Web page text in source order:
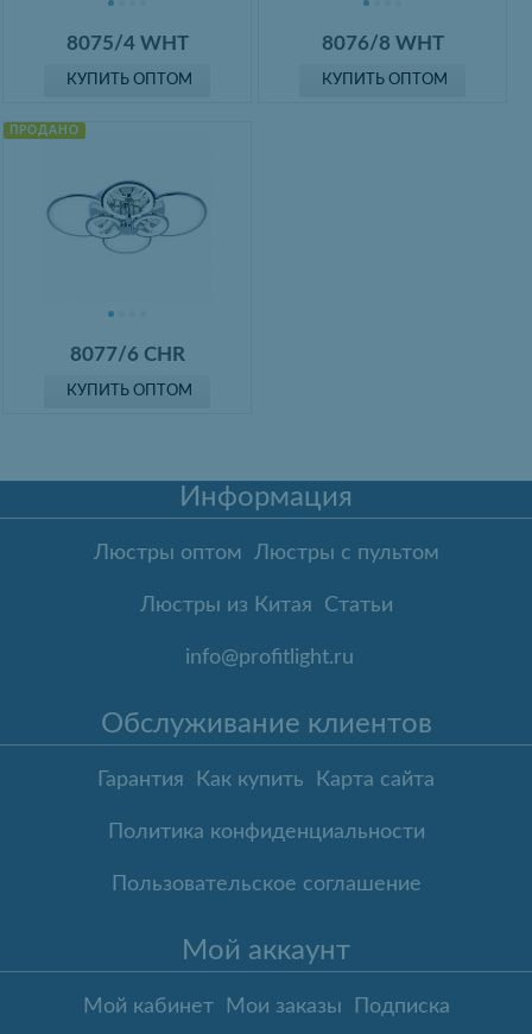
8075/4 WHT
КУПИТЬ ОПТОМ
8076/8 WHT
КУПИТЬ ОПТОМ
ПРОДАНО
8077/6 CHR
КУПИТЬ ОПТОМ
Информация
Люстры оптом Люстры с пультом
Люстры из Китая Статьи
info@profitlight.ru
Обслуживание клиентов
Гарантия Как купить Карта сайта
Политика конфиденциальности
Пользовательское соглашение
Мой аккаунт
Мой кабинет Мои заказы Подписка